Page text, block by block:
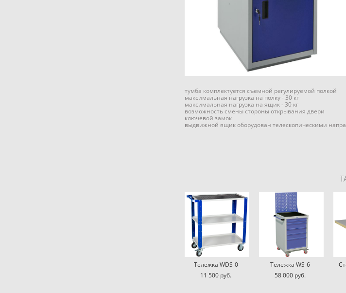
тумба комплектуется съемной регулируемой полкой
максимальная нагрузка на полку - 30 кг
максимальная нагрузка на ящик - 30 кг
возможность смены стороны открывания двери
ключевой замок
выдвижной ящик оборудован телескопическими
Тележка WDS-0
11 500 pуб.
Тележка WS-6
58 000 pуб.